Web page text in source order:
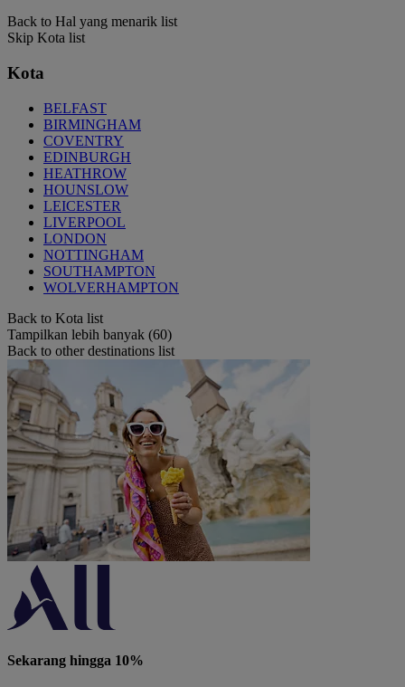
Back to Hal yang menarik list
Skip Kota list
Kota
BELFAST
BIRMINGHAM
COVENTRY
EDINBURGH
HEATHROW
HOUNSLOW
LEICESTER
LIVERPOOL
LONDON
NOTTINGHAM
SOUTHAMPTON
WOLVERHAMPTON
Back to Kota list
Tampilkan lebih banyak (60)
Back to other destinations list
Sekarang hingga 10%